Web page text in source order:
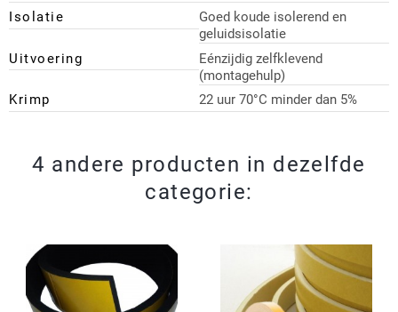
Isolatie
Goed koude isolerend en
geluidsisolatie
Uitvoering
Eénzijdig zelfklevend
(montagehulp)
Krimp
22 uur 70°C minder dan 5%
4 andere producten in dezelfde
categorie: